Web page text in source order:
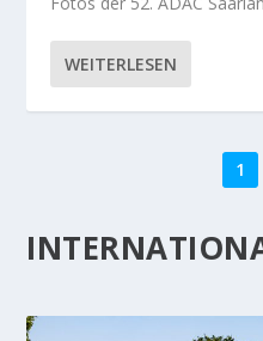
WEITERLESEN
1